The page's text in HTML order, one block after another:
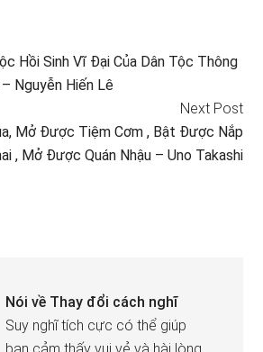
Hồi Sinh Vĩ Đại Của Dân Tộc Thông
Nguyễn Hiến Lê
Next Post
Mở Được Tiệm Cơm , Bật Được Nắp
, Mở Được Quán Nhậu – Uno Takashi
Nói về Thay đổi cách nghĩ
Suy nghĩ tích cực có thể giúp